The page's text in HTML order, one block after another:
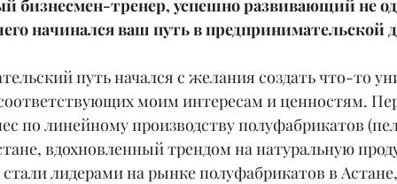
бизнесмен-тренер, успешно развивающий не
начинался ваш путь в предпринимательской
путь начался с желания создать что-то
моим интересам и ценностям.
по линейному производству полуфабрикатов
вдохновленный трендом на натуральную
лидерами на рынке полуфабрикатов в